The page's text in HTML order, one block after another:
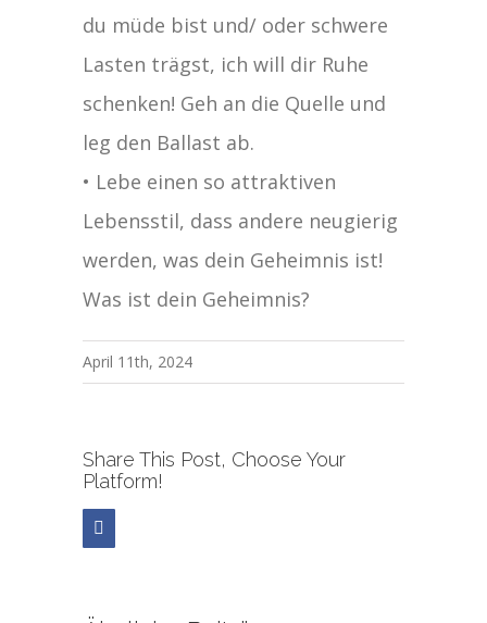
du müde bist und/ oder schwere
Lasten trägst, ich will dir Ruhe
schenken! Geh an die Quelle und
leg den Ballast ab.
• Lebe einen so attraktiven
Lebensstil, dass andere neugierig
werden, was dein Geheimnis ist!
Was ist dein Geheimnis?
April 11th, 2024
Share This Post, Choose Your
Platform!